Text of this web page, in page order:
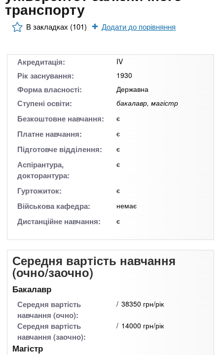
n
t
s
n
o
и
Онлайн курси
За кордоном
транспорту
В закладках (101) Додати до порівняння
Акредитація: IV
Рік заснування: 1930
Форма власності: Державна
Ступені освіти: бакалавр, магістр
Безкоштовне навчання: є
Платне навчання: є
Підготовче відділення: є
Аспірантура,
докторантура:
є
Гуртожиток: є
Військова кафедра: немає
Дистанційне навчання: є
Середня вартість навчання
(очно/заочно)
Бакалавр
Середня вартість
навчання (очно):
38350 грн/рік
Середня вартість
навчання (заочно):
14000 грн/рік
Магістр